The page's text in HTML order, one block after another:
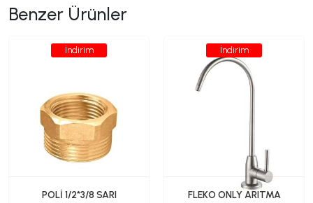
Benzer Ürünler
İndirim
POLİ 1/2*3/8 SARI
İndirim
FLEKO ONLY ARITMA